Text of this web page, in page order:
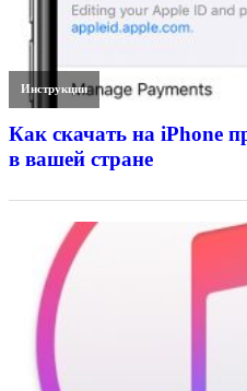
Инструкции
Как скачать на iPhone
в вашей стране